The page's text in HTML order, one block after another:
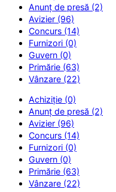
Anunț de presă (2)
Avizier (96)
Concurs (14)
Furnizori (0)
Guvern (0)
Primărie (63)
Vânzare (22)
Achiziție (0)
Anunț de presă (2)
Avizier (96)
Concurs (14)
Furnizori (0)
Guvern (0)
Primărie (63)
Vânzare (22)